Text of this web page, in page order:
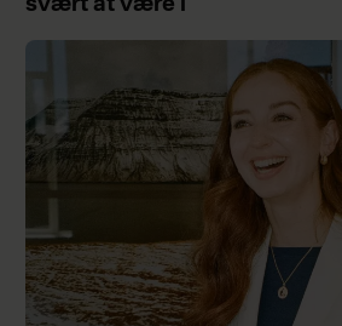
svært at være i